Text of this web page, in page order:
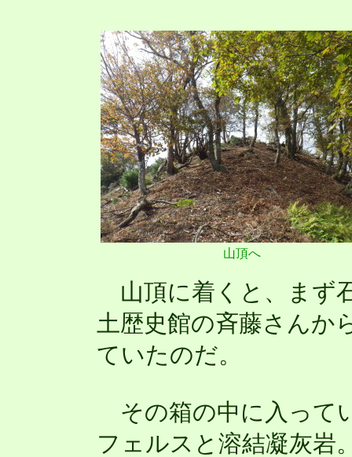
山頂へ
山頂に着くと、まず
土歴史館の斉藤さんか
ていたのだ。
その箱の中に入って
フェルスと溶結凝灰岩